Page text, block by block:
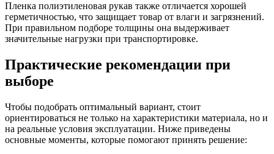
Пленка полиэтиленовая рукав также отличается хорошей
герметичностью, что защищает товар от влаги и загрязнений.
При правильном подборе толщины она выдерживает
значительные нагрузки при транспортировке.
Практические рекомендации при
выборе
Чтобы подобрать оптимальный вариант, стоит
ориентироваться не только на характеристики материала, но и
на реальные условия эксплуатации. Ниже приведены
основные моменты, которые помогают принять решение: